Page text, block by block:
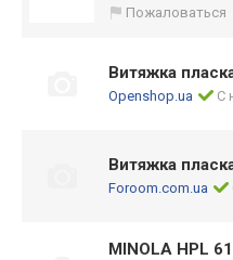
Пожаловаться
Витяжка
Openshop.ua С
Витяжка
Foroom.com.ua
MINOLA HPL